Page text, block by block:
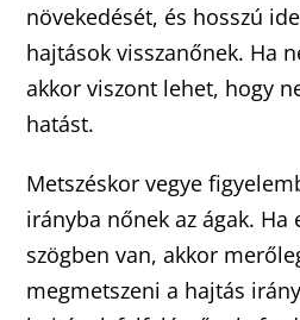
növekedését, és hosszú
hajtások visszanőnek. Ha
akkor viszont lehet, hogy
hatást.
Metszéskor vegye
irányba nőnek az ágak. Ha
szögben van, akkor
megmetszeni a hajtás